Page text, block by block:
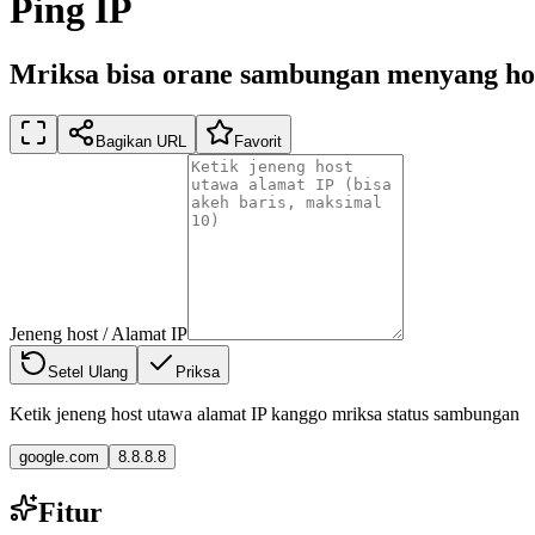
Ping IP
Mriksa bisa orane sambungan menyang
Bagikan URL Favorit
Jeneng host / Alamat IP
Setel Ulang Priksa
Ketik jeneng host utawa alamat IP kanggo mriksa status sambungan
google.com 8.8.8.8
Fitur